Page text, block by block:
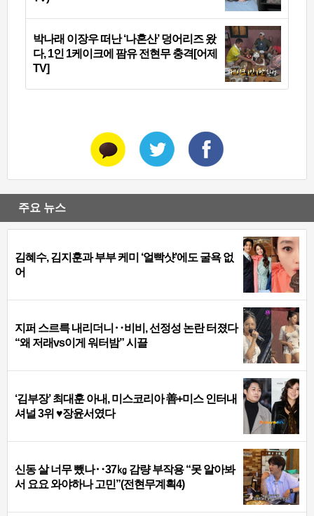
박나래 이장우 떠난 ‘나혼산’ 덩어리즈 왔
다, 1인 1케이크에 팜유 전현무 충격[어제
TV]
주요 뉴스
김혜수, 김지훈과 부부 케미 ‘얼빡샷’에도 굴욕 없
어
지퍼 스르륵 내리더니‥비비, 선정성 논란 터졌다
“왜 저래vs이게 워터밤” 시끌
‘김부장’ 최대훈 아내, 미스코리아 善+미스 인터내
셔널 3위 ♥장윤서였다
신동 살 너무 뺐나‥37㎏ 감량 부작용 “못 알아봐
서 요요 와야하나 고민”(전현무계획4)